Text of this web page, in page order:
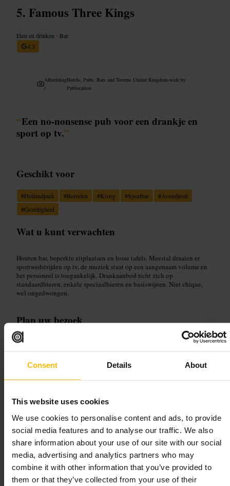
Consent Details About
This website uses cookies
We use cookies to personalise content and ads, to provide
social media features and to analyse our traffic. We also
share information about your use of our site with our social
media, advertising and analytics partners who may
combine it with other information that you’ve provided to
them or that they’ve collected from your use of their
Famous Three Kings
Eten en drinken • Bar
4,3
Afbeelding
/
Hotels, Pubs, Bars and Taverns United Kingdom-wide by
Publocation
“Een no-nonsense pub voor een drankje en
sport op tv.”
Geschikt voor
#Hollandpark #Borrelen #Kroeg #Sportbar #Avondjeuit
#Gezelligheid
Wat u kunt verwachten
Houten bar, beperkte zitplaatsen en losse tafels. Meestal draaien er
sportwedstrijden op tv, de muziek staat op een aangenaam volume en
het personeel is toegankelijk. Drankaanbod richt zich op
standaardbieren, enkele speciaalbieren en basiswijnen. Niet chique,
wel ongedwongen.
Plan uw bezoek
Kom iets eerder als je zeker wilt zitten, vooral bij belangrijke
informele zakelijke borrels. Combineer met een wandeling door de
personeel naar een aanrader als je twijfelt over wat te kiezen.
http://www.socialpubandkitchen.co.uk/famous-three-kings-west-ke
nsington?utm_source=gmb&utm_medium=organic&utm_campaig
n=homepage
171 North End Rd, London W14 9AE, UK
Devonshire Arms Kensington
4,4